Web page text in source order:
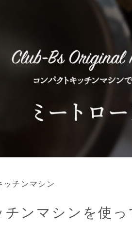
チンマシン
ンマシンを使